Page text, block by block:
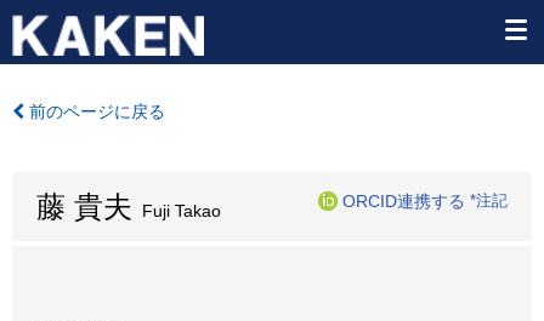
前のページに戻る
藤 貴夫 Fuji Takao
ORCID連携する *注記